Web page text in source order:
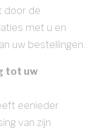
door de
met u en
uw bestellingen.
tot uw
eenieder
van zijn